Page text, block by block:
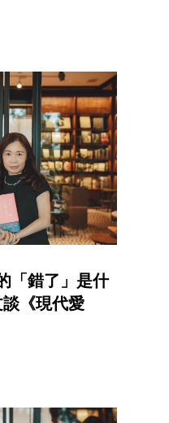
「錯了」是什
《現代愛